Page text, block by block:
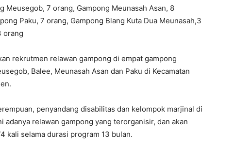
Meusegob, 7 orang, Gampong Meunasah Asan, 8
Paku, 7 orang, Gampong Blang Kuta Dua Meunasah,3
orang
rekrutmen relawan gampong di empat gampong
Balee, Meunasah Asan dan Paku di Kecamatan
penyandang disabilitas dan kelompok marjinal di
adanya relawan gampong yang terorganisir, dan akan
kali selama durasi program 13 bulan.